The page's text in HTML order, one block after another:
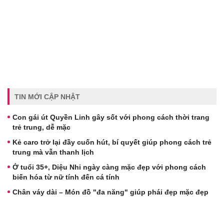
TIN MỚI CẬP NHẬT
Con gái út Quyền Linh gây sốt với phong cách thời trang
trẻ trung, dễ mặc
Kẻ caro trở lại đầy cuốn hút, bí quyết giúp phong cách trẻ
trung mà vẫn thanh lịch
Ở tuổi 35+, Diệu Nhi ngày càng mặc đẹp với phong cách
biến hóa từ nữ tính đến cá tính
Chân váy dài – Món đồ "đa năng" giúp phái đẹp mặc đẹp